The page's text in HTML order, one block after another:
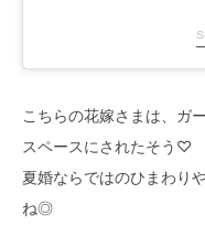
こちらの花嫁さまは、ガ
スペースにされたそう♡
夏婚ならではのひまわり
ね◎